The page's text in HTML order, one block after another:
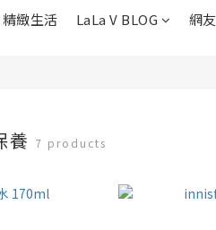
緻生活 LaLa V BLOG 網
養 7 products